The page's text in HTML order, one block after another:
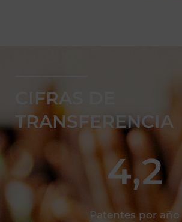
CIFRAS DE
TRANSFERENCIA
4,2
Patentes por año